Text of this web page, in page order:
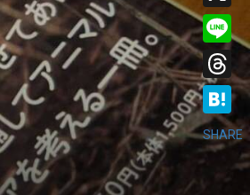
X
Line
Threads
Hatena
SHARE